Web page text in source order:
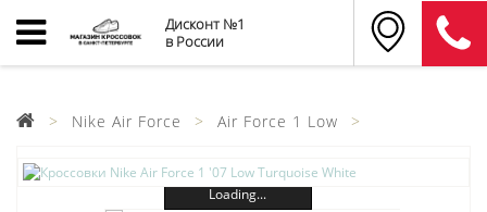
Дисконт №1
в России
Nike Air Force Air Force 1 Low
Loading...